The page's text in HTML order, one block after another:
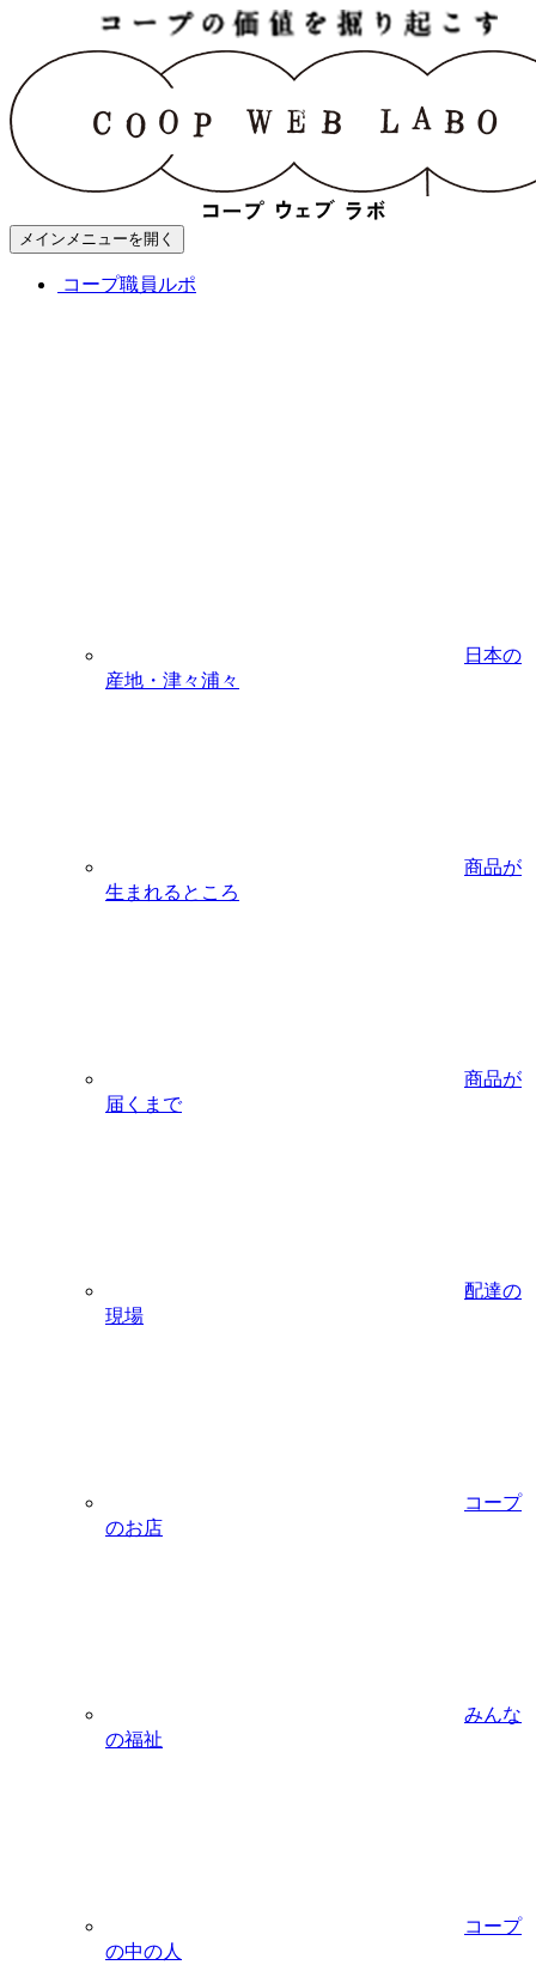
メインメニューを開く
コープ職員ルポ
日本の
産地・津々浦々
商品が
生まれるところ
商品が
届くまで
配達の
現場
コープ
のお店
みんな
の福祉
コープ
の中の人